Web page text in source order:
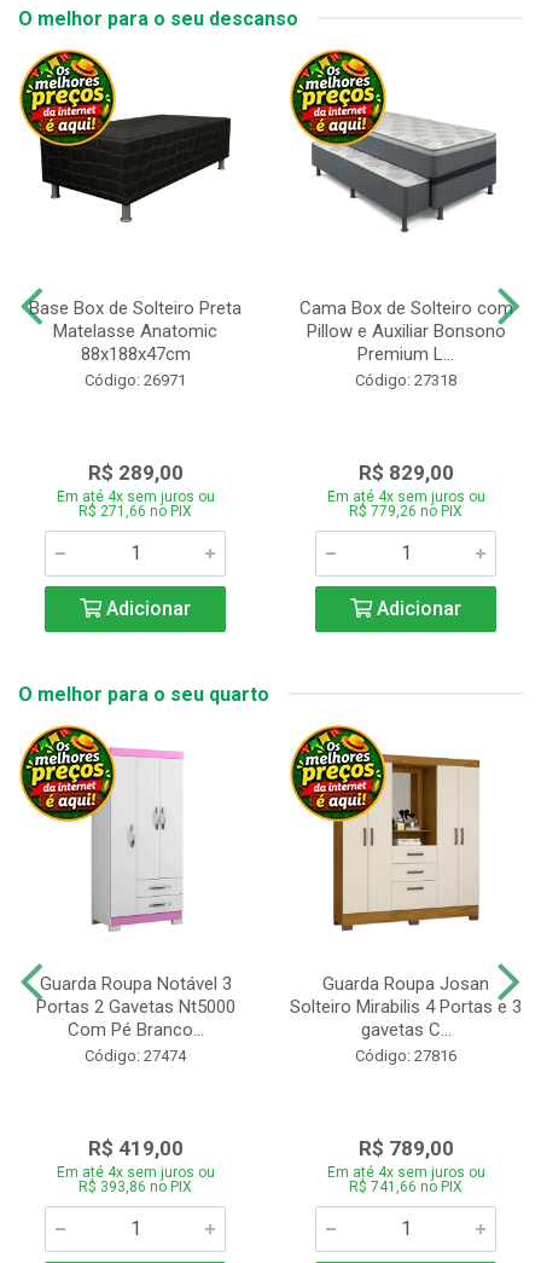
O melhor para o seu descanso
Base Box de Solteiro Preta
Matelasse Anatomic
88x188x47cm
Código: 26971
R$ 289,00
Em até 4x sem juros ou
R$ 271,66 no PIX
Adicionar
Cama Box de Solteiro com
Pillow e Auxiliar Bonsono
Premium L...
Código: 27318
R$ 829,00
Em até 4x sem juros ou
R$ 779,26 no PIX
Adicionar
O melhor para o seu quarto
Guarda Roupa Notável 3
Portas 2 Gavetas Nt5000
Com Pé Branco...
Código: 27474
R$ 419,00
Em até 4x sem juros ou
R$ 393,86 no PIX
Guarda Roupa Josan
Solteiro Mirabilis 4 Portas e 3
gavetas C...
Código: 27816
R$ 789,00
Em até 4x sem juros ou
R$ 741,66 no PIX